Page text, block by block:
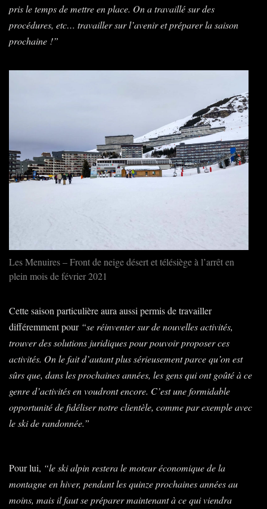
pris le temps de mettre en place. On a travaillé sur des
procédures, etc… travailler sur l’avenir et préparer la saison
prochaine !”
Les Menuires – Front de neige désert et télésiège à l’arrêt en
plein mois de février 2021
Cette saison particulière aura aussi permis de travailler
différemment pour “se réinventer sur de nouvelles activités,
trouver des solutions juridiques pour pouvoir proposer ces
activités. On le fait d’autant plus sérieusement parce qu’on est
sûrs que, dans les prochaines années, les gens qui ont goûté à ce
genre d’activités en voudront encore. C’est une formidable
opportunité de fidéliser notre clientèle, comme par exemple avec
le ski de randonnée.”
Pour lui, “le ski alpin restera le moteur économique de la
montagne en hiver, pendant les quinze prochaines années au
moins, mais il faut se préparer maintenant à ce qui viendra